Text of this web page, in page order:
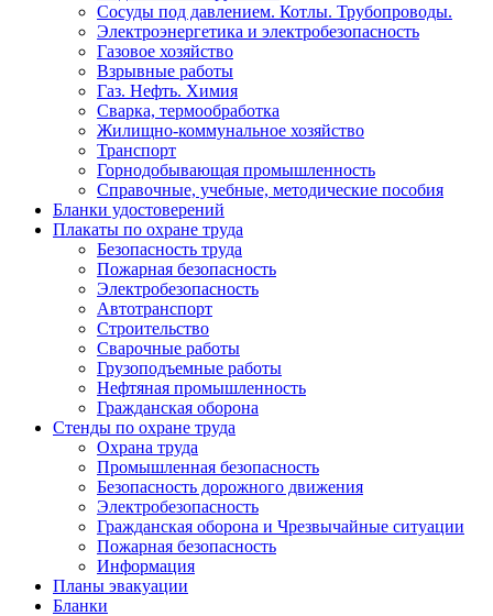
Сосуды под давлением. Котлы. Трубопроводы.
Электроэнергетика и электробезопасность
Газовое хозяйство
Взрывные работы
Газ. Нефть. Химия
Сварка, термообработка
Жилищно-коммунальное хозяйство
Транспорт
Горнодобывающая промышленность
Справочные, учебные, методические пособия
Бланки удостоверений
Плакаты по охране труда
Безопасность труда
Пожарная безопасность
Электробезопасность
Автотранспорт
Строительство
Сварочные работы
Грузоподъемные работы
Нефтяная промышленность
Гражданская оборона
Стенды по охране труда
Охрана труда
Промышленная безопасность
Безопасность дорожного движения
Электробезопасность
Гражданская оборона и Чрезвычайные ситуации
Пожарная безопасность
Информация
Планы эвакуации
Бланки